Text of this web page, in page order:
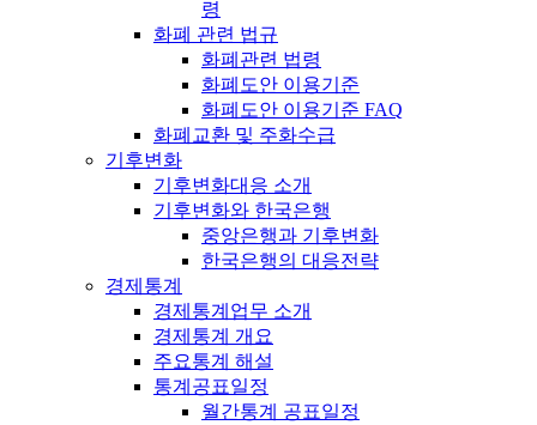
령
화폐 관련 법규
화폐관련 법령
화폐도안 이용기준
화폐도안 이용기준 FAQ
화폐교환 및 주화수급
기후변화
기후변화대응 소개
기후변화와 한국은행
중앙은행과 기후변화
한국은행의 대응전략
경제통계
경제통계업무 소개
경제통계 개요
주요통계 해설
통계공표일정
월간통계 공표일정